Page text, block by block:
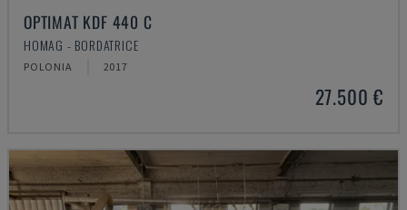
OPTIMAT KDF 440 C
HOMAG - BORDATRICE
POLONIA 2017
27.500 €